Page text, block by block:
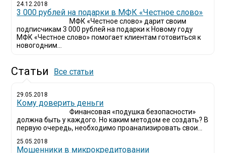
24.12.2018
3 000 рублей на подарки в МФК «Честное слово»
МФК «Честное слово» дарит своим
подписчикам 3 000 рублей на подарки к Новому году
МФК «Честное слово» помогает клиентам готовиться к
новогодним...
Статьи Все статьи
29.05.2018
Кому доверить деньги
Финансовая «подушка безопасности»
должна быть у каждого. Но каким методом ее создать? В
первую очередь, необходимо проанализировать свои...
25.05.2018
Мошенники в микрокредитовании